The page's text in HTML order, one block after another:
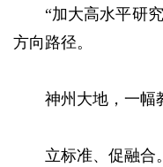
“加大高水平研
方向路径。
神州大地，一幅
立标准、促融合